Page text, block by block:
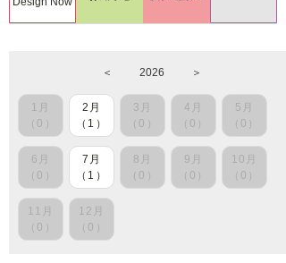
すまいく
RenoDeco
L.I.S.H
施工写真
スタッフ募集
お問い合わせはこちら
＜ 2026 ＞
1月
（0）
2月
（1）
3月
（0）
4月
（0）
5月
（0）
6月
（0）
7月
（1）
8月
（0）
9月
（0）
10月
（0）
11月
（0）
12月
（0）